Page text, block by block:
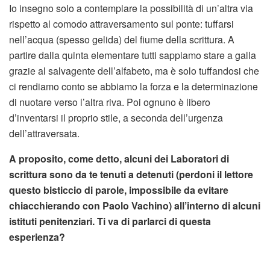
Io insegno solo a contemplare la possibilità di un’altra via
rispetto al comodo attraversamento sul ponte: tuffarsi
nell’acqua (spesso gelida) del fiume della scrittura. A
partire dalla quinta elementare tutti sappiamo stare a galla
grazie al salvagente dell’alfabeto, ma è solo tuffandosi che
ci rendiamo conto se abbiamo la forza e la determinazione
di nuotare verso l’altra riva. Poi ognuno è libero
d’inventarsi il proprio stile, a seconda dell’urgenza
dell’attraversata.
A proposito, come detto, alcuni dei Laboratori di
scrittura sono da te tenuti a detenuti (perdoni il lettore
questo bisticcio di parole, impossibile da evitare
chiacchierando con Paolo Vachino) all’interno di alcuni
istituti penitenziari. Ti va di parlarci di questa
esperienza?